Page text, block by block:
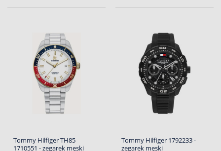
Tommy Hilfiger TH85
1710551 - zegarek męski
Tommy Hilfiger 1792233 -
zegarek męski